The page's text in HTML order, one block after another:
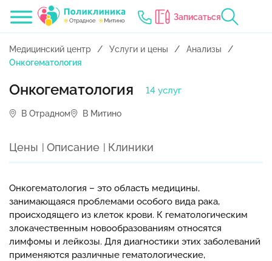
Записаться
Медицинский центр Услуги и цены
Анализы
Онкогематология
Онкогематология 14 услуг
В Отрадном В Митино
Цены Описание Клиники
Онкогематология – это область медицины,
занимающаяся проблемами особого вида рака,
происходящего из клеток крови. К гематологическим
злокачественным новообразованиям относятся
лимфомы и лейкозы. Для диагностики этих заболеваний
применяются различные гематологические,